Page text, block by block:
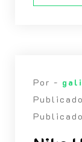
Por -